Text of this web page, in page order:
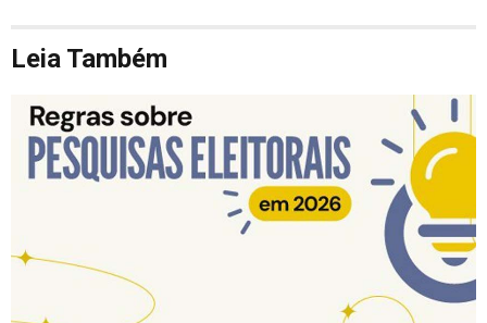
Leia Também